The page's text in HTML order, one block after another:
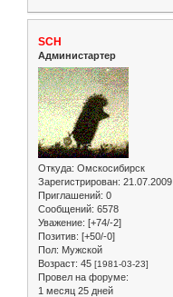
SCH
Администартер
Откуда: Омскосибирск
Зарегистрирован: 21.07.2009
Приглашений: 0
Сообщений: 6578
Уважение: [+74/-2]
Позитив: [+50/-0]
Пол: Мужской
Возраст: 45 [1981-03-23]
Провел на форуме:
1 месяц 25 дней